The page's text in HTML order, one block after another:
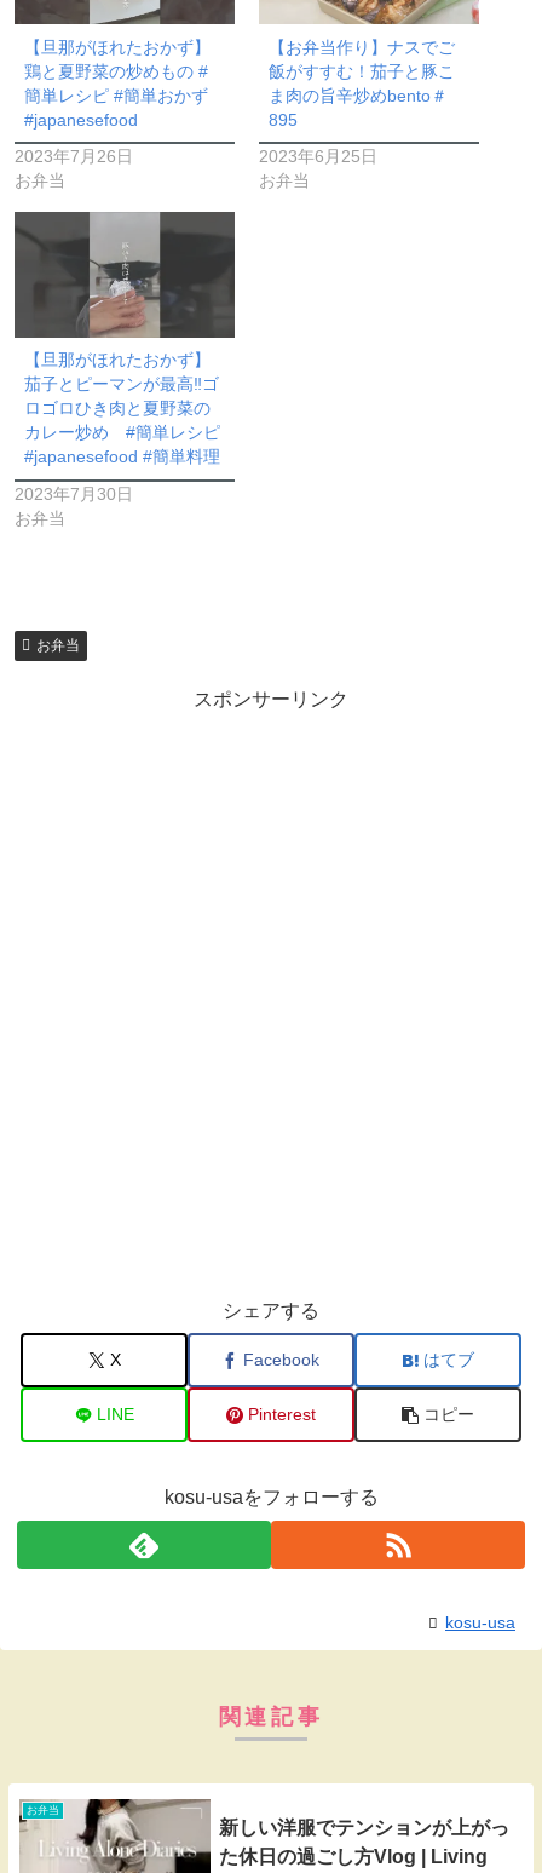
【旦那がほれたおかず】
鶏と夏野菜の炒めもの #
簡単レシピ #簡単おかず
#japanesefood
2023年7月26日
お弁当
【お弁当作り】ナスでご
飯がすすむ！茄子と豚こ
ま肉の旨辛炒めbento＃
895
2023年6月25日
お弁当
【旦那がほれたおかず】
茄子とピーマンが最高‼ゴ
ロゴロひき肉と夏野菜の
カレー炒め #簡単レシピ
#japanesefood #簡単料理
2023年7月30日
お弁当
お弁当
スポンサーリンク
シェアする
X Facebook はてブ
LINE Pinterest コピー
kosu-usaをフォローする
kosu-usa
関連記事
お弁当
新しい洋服でテンションが上がっ
た休日の過ごし方Vlog | Living